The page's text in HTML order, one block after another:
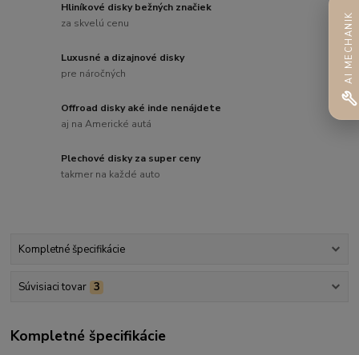
Hliníkové disky bežných značiek
za skvelú cenu
Luxusné a dizajnové disky
pre náročných
Offroad disky aké inde nenájdete
aj na Americké autá
Plechové disky za super ceny
takmer na každé auto
Kompletné špecifikácie
Súvisiaci tovar 3
Kompletné špecifikácie
AI MECHANIK